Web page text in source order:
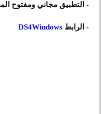
- التطبيق مجاني ومفتوح
- الرابطDS4Windows